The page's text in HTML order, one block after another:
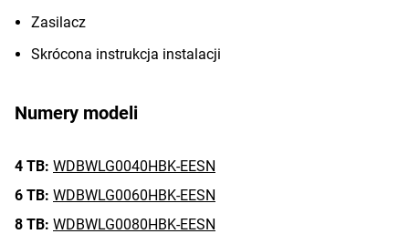
Zasilacz
Skrócona instrukcja instalacji
Numery modeli
4 TB: WDBWLG0040HBK-EESN
6 TB: WDBWLG0060HBK-EESN
8 TB: WDBWLG0080HBK-EESN